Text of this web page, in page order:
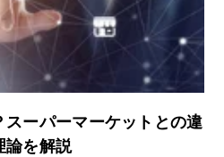
ーパーマーケットとの違
論を解説